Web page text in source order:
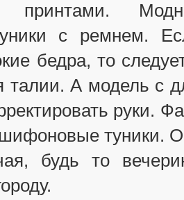
принтами.
с ремнем.
бедра, то
талии. А модель с
руки.
туники.
будь то